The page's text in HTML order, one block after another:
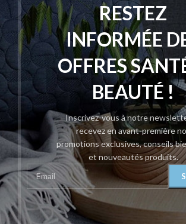
RESTEZ
INFORMÉE
OFFRES
BEAUTÉ !
Inscrivez-vous à notre
recevez en avant-première
promotions exclusives, conseils
et nouveautés produits.